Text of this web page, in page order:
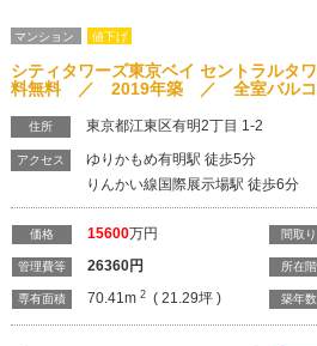
マンション 値下げ
シティタワーズ東京ベイ セントラル
料無料 ／ 2019年築 ／ 全室バルコ
住所 東京都江東区有明2丁目 1-2
アクセス
ゆりかもめ有明駅 徒歩5分
りんかい線国際展示場駅 徒歩6分
価格 15600万円
管理費等 26360円
専有面積 70.41m2 ( 21.29坪 )
間取り
所在階
築年数